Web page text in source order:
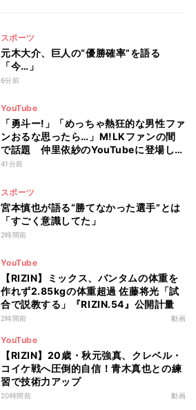
スポーツ
元木大介、巨人の“優勝確率”を語る
「今…」
6分前
YouTube
「勇斗ー!」「めっちゃ熱狂的な男性ファ
ンおるな思ったら…」M!LKファンの間
で話題 仲里依紗のYouTubeに登場し
た“声”の正体とは
41分前
スポーツ
宮本慎也が語る“勝てなかった選手”とは
「すごく意識してた」
2時間前
YouTube
【RIZIN】ミックス、バンタムの体重を
作れず2.85kgの体重超過 佐藤将光「試
合で説教する」『RIZIN.54』公開計量
2時間前 動画
YouTube
【RIZIN】20歳・秋元強真、クレベル・
コイケ戦へ圧倒的自信！青木真也との練
習で技術力アップ
20時間前 動画